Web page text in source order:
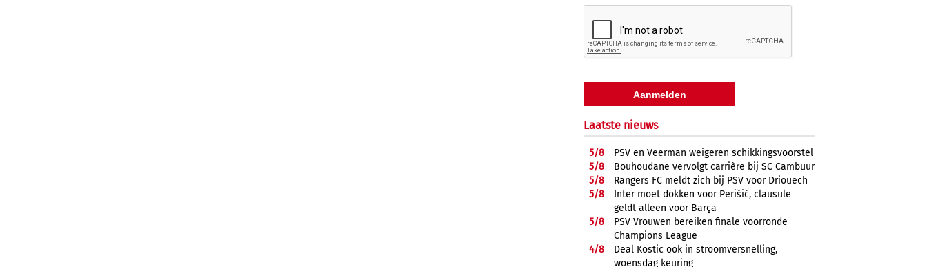
Laatste nieuws
5/8
PSV en Veerman weigeren schikkingsvoorstel
5/8
Bouhoudane vervolgt carrière bij SC Cambuur
5/8
Rangers FC meldt zich bij PSV voor Driouech
5/8
Inter moet dokken voor Perišić, clausule
geldt alleen voor Barça
5/8
PSV Vrouwen bereiken finale voorronde
Champions League
4/8
Deal Kostic ook in stroomversnelling,
woensdag keuring